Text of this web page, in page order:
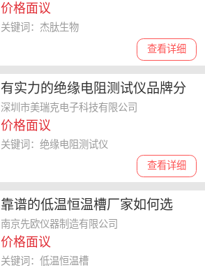
价格面议
查看详细
关键词：杰肽生物
有实力的绝缘电阻测试仪品牌分
析，适用于音响、塑料、传感器
制造行业
深圳市美瑞克电子科技有限公司
价格面议
查看详细
关键词：绝缘电阻测试仪
靠谱的低温恒温槽厂家如何选
择，解读低温恒温槽创新定制的
价值
南京先欧仪器制造有限公司
价格面议
关键词：低温恒温槽